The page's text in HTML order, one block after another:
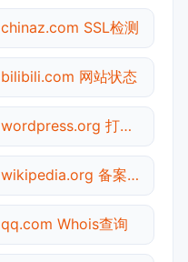
chinaz.com SSL检测
bilibili.com 网站状态
wordpress.org 打不开检测
wikipedia.org 备案查询
qq.com Whois查询